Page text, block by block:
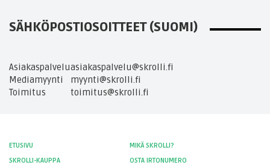
SÄHKÖPOSTIOSOITTEET (SUOMI)
Asiakaspalveluasiakaspalvelu@skrolli.fi
Mediamyynti
myynti@skrolli.fi
Toimitus
toimitus@skrolli.fi
ETUSIVU
MIKÄ SKROLLI?
SKROLLI-KAUPPA
OSTA IRTONUMERO